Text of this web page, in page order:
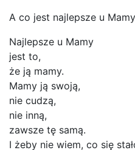
A co jest najlepsze u
Najlepsze u Mamy
jest to,
że ją mamy.
Mamy ją swoją,
nie cudzą,
nie inną,
zawsze tę samą.
I żeby nie wiem, co się